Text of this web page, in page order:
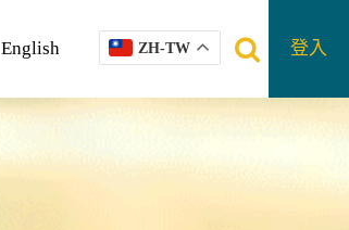
English ZH-TW 登入